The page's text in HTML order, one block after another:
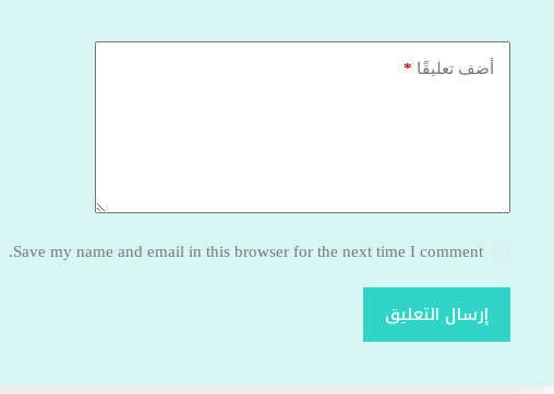
أضف تعليقًا *
Save my name and email in this browser for the next time I comment.
إرسال التعليق